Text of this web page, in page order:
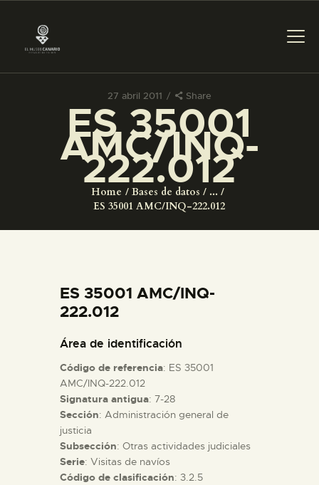
27 abril 2011 Share
ES 35001
AMC/INQ-
222.012
Home Bases de datos
...
ES 35001 AMC/INQ-222.012
PREPARAR LA VISITA
ACTIVIDADES
COLECCIONES
ESPAÑOL
PREPARAR LA VISITA
ACTIVIDADES
ES 35001 AMC/INQ-
222.012
Área de identificación
Código de referencia: ES 35001
AMC/INQ-222.012
Signatura antigua: 7-28
Sección: Administración general de
justicia
Subsección: Otras actividades judiciales
Serie: Visitas de navíos
Código de clasificación: 3.2.5